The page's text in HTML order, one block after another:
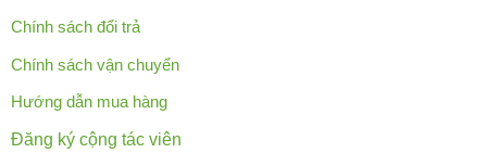
Chính sách đổi trả
Chính sách vận chuyển
Hướng dẫn mua hàng
Đăng ký cộng tác viên